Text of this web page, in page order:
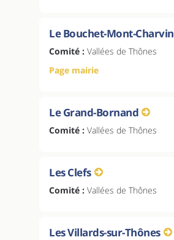
Le Bouchet-Mont-Charvin
Comité : Vallées de Thônes
Page mairie
Le Grand-Bornand
Comité : Vallées de Thônes
Les Clefs
Comité : Vallées de Thônes
Les Villards-sur-Thônes